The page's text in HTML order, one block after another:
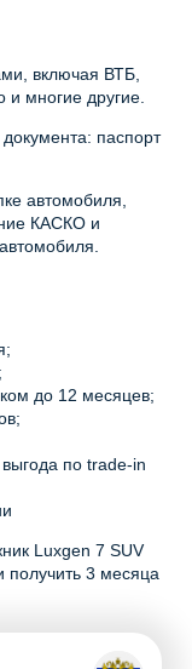
включая ВТБ,
многие другие.
паспорт
автомобиля,
КАСКО и
до 12 месяцев;
по trade-in
Luxgen 7 SUV
получить 3 месяца